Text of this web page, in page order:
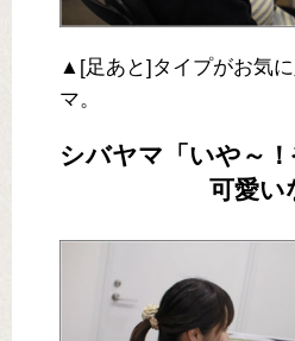
▲[足あと]タイプがお気
マ。
シバヤマ「いや～！
可愛いな～